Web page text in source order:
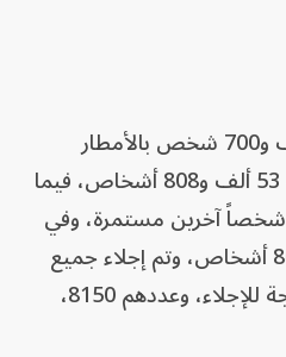
وفي هنجتشو، تأثر 84 ألف و700 شخص بالأمطار
الغزيرة، وأجلت السلطات 53 ألف و808 أشخاص، فيما
لا تزال عمليات نقل 660 شخصاً آخرين مستمرة، وفي
محافظة بينيانج، تأثر 8606 أشخاص، وتم إجلاء جميع
الأشخاص الذين كانوا بحاجة للإجلاء، وعددهم 8150،